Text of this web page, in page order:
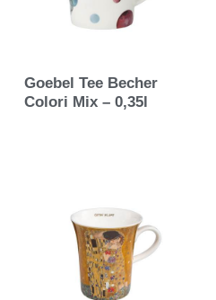
Goebel Tee Becher
Colori Mix – 0,35l